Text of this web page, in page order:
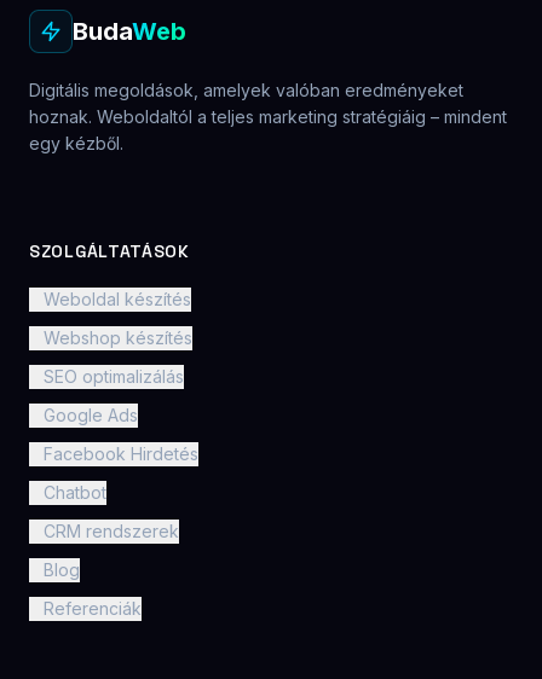
BudaWeb
Digitális megoldások, amelyek valóban eredményeket
hoznak. Weboldaltól a teljes marketing stratégiáig – mindent
egy kézből.
SZOLGÁLTATÁSOK
Weboldal készítés
Webshop készítés
SEO optimalizálás
Google Ads
Facebook Hirdetés
Chatbot
CRM rendszerek
Blog
Referenciák